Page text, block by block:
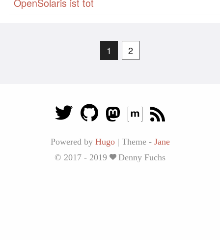
1 2
Powered by Hugo | Theme - Jane
© 2017 - 2019
Denny Fuchs